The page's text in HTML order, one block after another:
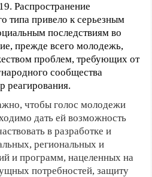
Распространение
типа привело к серьезным
последствиям во
прежде всего молодежь,
проблем, требующих от
сообщества
реагирования.
чтобы голос молодежи
дать ей возможность
в разработке и
региональных и
и программ, нацеленных на
потребностей, защиту